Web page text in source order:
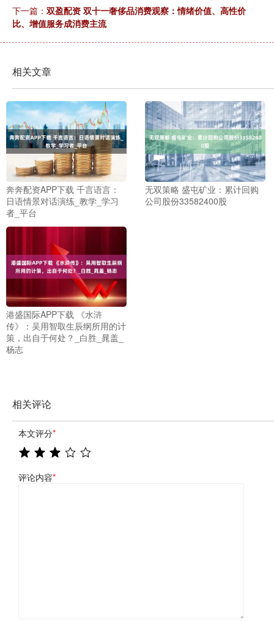
下一篇： 双盈配资 双十一奢侈品消费观察：情绪价值、高性价
比、增值服务成消费主流
相关文章
奔奔配资APP下载 千言语言：
日语情景对话演练_教学_学习
者_平台
无双策略 盛屯矿业：累计回购
公司股份33582400股
港盛国际APP下载 《水浒
传》：吴用智取生辰纲所用的计
策，出自于何处？_白胜_晁盖_
杨志
相关评论
本文评分*
评论内容*